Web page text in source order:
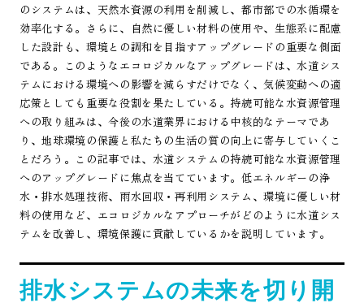
のシステムは、天然水資源の利用を削減し、都市部での水循環を
効率化する。さらに、自然に優しい材料の使用や、生態系に配慮
した設計も、環境との調和を目指すアップグレードの重要な側面
である。このようなエコロジカルなアップグレードは、水道シス
テムにおける環境への影響を減らすだけでなく、気候変動への適
応策としても重要な役割を果たしている。持続可能な水資源管理
への取り組みは、今後の水道業界における中核的なテーマであ
り、地球環境の保護と私たちの生活の質の向上に寄与していくこ
とだろう。この記事では、水道システムの持続可能な水資源管理
へのアップグレードに焦点を当てています。低エネルギーの浄
水・排水処理技術、雨水回収・再利用システム、環境に優しい材
料の使用など、エコロジカルなアプローチがどのように水道シス
テムを改善し、環境保護に貢献しているかを説明しています。
排水システムの未来を切り開